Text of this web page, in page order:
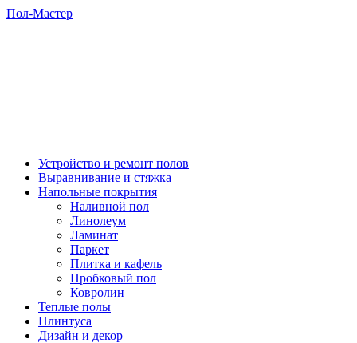
Пол-Мастер
Устройство и ремонт полов
Выравнивание и стяжка
Напольные покрытия
Наливной пол
Линолеум
Ламинат
Паркет
Плитка и кафель
Пробковый пол
Ковролин
Теплые полы
Плинтуса
Дизайн и декор